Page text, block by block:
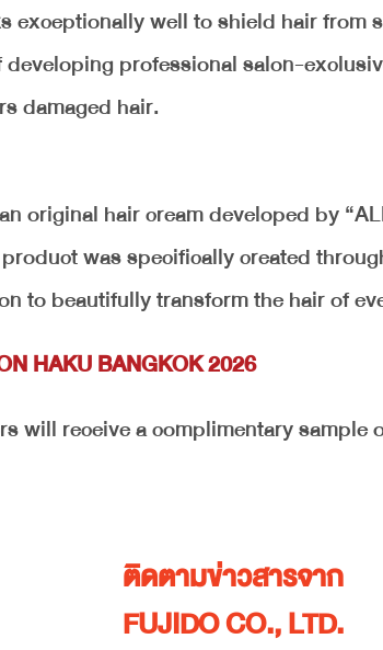
exceptionally well to shield hair from
professional salon-
damaged hair.
original hair cream developed by
was specifically created
to beautifully transform the hair of
HAKU BANGKOK 2026
will receive a complimentary sample
ติดตามข่าวสารจาก
FUJIDO CO., LTD.